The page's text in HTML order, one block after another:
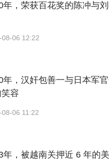
年，荣获百花奖的陈冲与
08-06 12:22
年，汉奸包善一与日本军
容
08-06 11:22
年，被越南关押近 6 年的